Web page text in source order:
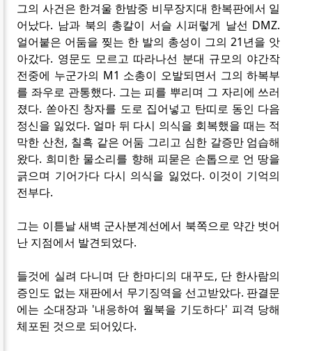
그의 사건은 한겨울 한밤중 비무장지대 한복판에서 일
어났다. 남과 북의 총칼이 서슬 시퍼렇게 날선 DMZ.
얼어붙은 어둠을 찢는 한 발의 총성이 그의 21년을 앗
아갔다. 영문도 모르고 따라나선 분대 규모의 야간작
전중에 누군가의 M1 소총이 오발되면서 그의 하복부
를 좌우로 관통했다. 그는 피를 뿌리며 그 자리에 쓰러
졌다. 쏟아진 창자를 도로 집어넣고 탄띠로 동인 다음
정신을 잃었다. 얼마 뒤 다시 의식을 회복했을 때는 적
막한 산천, 칠흑 같은 어둠 그리고 심한 갈증만 엄습해
왔다. 희미한 물소리를 향해 피묻은 손톱으로 언 땅을
긁으며 기어가다 다시 의식을 잃었다. 이것이 기억의
전부다.
그는 이튿날 새벽 군사분계선에서 북쪽으로 약간 벗어
난 지점에서 발견되었다.
들것에 실려 다니며 단 한마디의 대꾸도, 단 한사람의
증인도 없는 재판에서 무기징역을 선고받았다. 판결문
에는 소대장과 '내응하여 월북을 기도하다' 피격 당해
체포된 것으로 되어있다.